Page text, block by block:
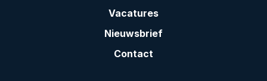
Vacatures
Nieuwsbrief
Contact